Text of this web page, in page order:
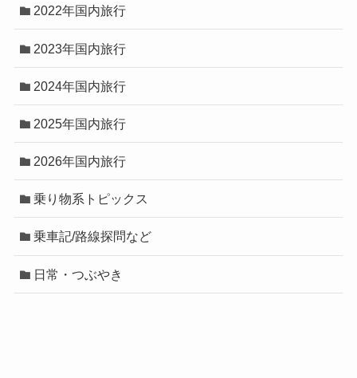
2022年国内旅行
2023年国内旅行
2024年国内旅行
2025年国内旅行
2026年国内旅行
乗り物系トピックス
乗車記/路線探問など
日常・つぶやき